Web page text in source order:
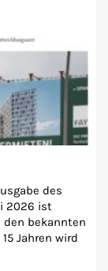
des
2026 ist
den bekannten
Jahren wird